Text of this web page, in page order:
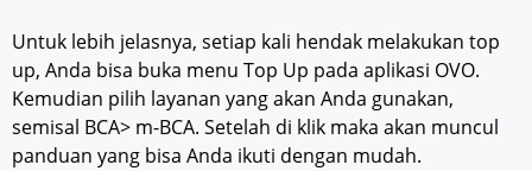
Untuk lebih jelasnya, setiap kali hendak melakukan top
up, Anda bisa buka menu Top Up pada aplikasi OVO.
Kemudian pilih layanan yang akan Anda gunakan,
semisal BCA> m-BCA. Setelah di klik maka akan muncul
panduan yang bisa Anda ikuti dengan mudah.